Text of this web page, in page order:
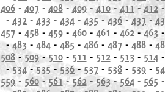
406- 407 - 408- 409-410- 411 -412-
- 432 - 433 - 434 - 435 - 436- 437 -
457 - 458- 459- 460- 461 - 462- 463
-483 - 484 - 485 - 486 - 487 - 488 -
508- 509-510- 511 - 512- 513 - 514-
-534-535- 536- 537 - 538 - 539 -
559- 560- 561- 562-563- 564- 565 -